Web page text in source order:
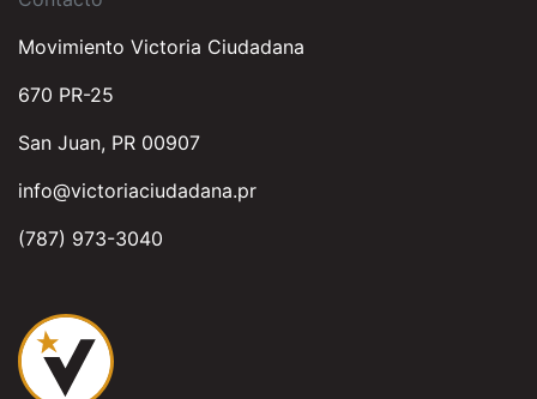
Movimiento Victoria Ciudadana
670 PR-25
San Juan, PR 00907
info@victoriaciudadana.pr
(787) 973-3040